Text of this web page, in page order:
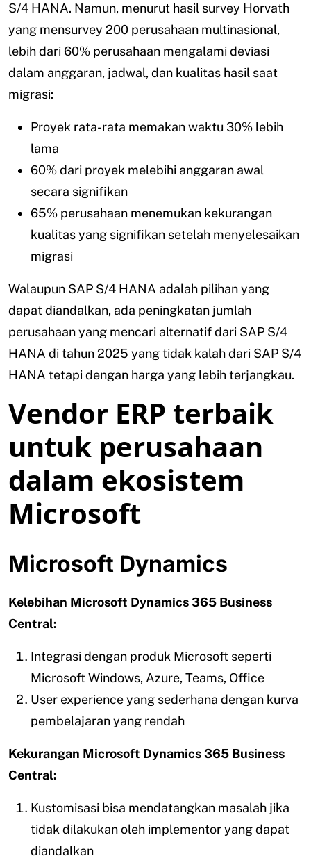
S/4 HANA. Namun, menurut hasil survey Horvath
yang mensurvey 200 perusahaan multinasional,
lebih dari 60% perusahaan mengalami deviasi
dalam anggaran, jadwal, dan kualitas hasil saat
migrasi:
Proyek rata-rata memakan waktu 30% lebih
lama
60% dari proyek melebihi anggaran awal
secara signifikan
65% perusahaan menemukan kekurangan
kualitas yang signifikan setelah menyelesaikan
migrasi
Walaupun SAP S/4 HANA adalah pilihan yang
dapat diandalkan, ada peningkatan jumlah
perusahaan yang mencari alternatif dari SAP S/4
HANA di tahun 2025 yang tidak kalah dari SAP S/4
HANA tetapi dengan harga yang lebih terjangkau.
Vendor ERP terbaik
untuk perusahaan
dalam ekosistem
Microsoft
Microsoft Dynamics
Kelebihan Microsoft Dynamics 365 Business
Central:
Integrasi dengan produk Microsoft seperti
Microsoft Windows, Azure, Teams, Office
User experience yang sederhana dengan kurva
pembelajaran yang rendah
Kekurangan Microsoft Dynamics 365 Business
Central:
Kustomisasi bisa mendatangkan masalah jika
tidak dilakukan oleh implementor yang dapat
diandalkan